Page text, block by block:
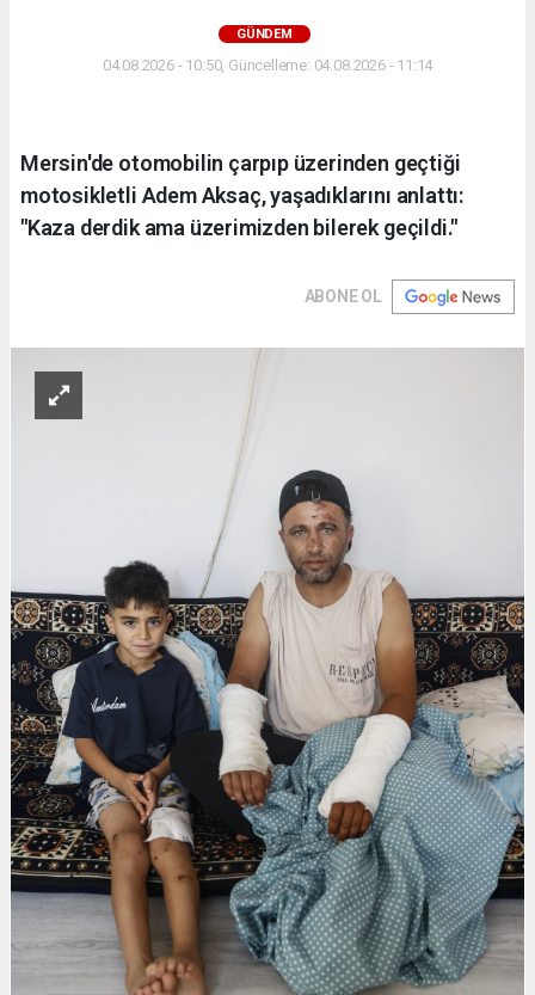
GÜNDEM
04.08.2026 - 10:50, Güncelleme: 04.08.2026 - 11:14
Mersin'de otomobilin çarpıp üzerinden geçtiği
motosikletli Adem Aksaç, yaşadıklarını anlattı:
"Kaza derdik ama üzerimizden bilerek geçildi."
ABONE OL